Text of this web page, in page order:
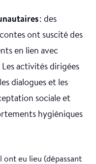
: des
ont suscité des
en lien avec
Les activités dirigées
dialogues et les
sociale et
hygiéniques
ont eu lieu (dépassant